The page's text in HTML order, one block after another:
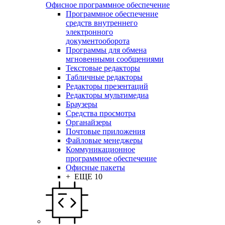
Офисное программное обеспечение
Программное обеспечение
средств внутреннего
электронного
документооборота
Программы для обмена
мгновенными сообщениями
Текстовые редакторы
Табличные редакторы
Редакторы презентаций
Редакторы мультимедиа
Браузеры
Средства просмотра
Органайзеры
Почтовые приложения
Файловые менеджеры
Коммуникационное
программное обеспечение
Офисные пакеты
+ ЕЩЕ 10